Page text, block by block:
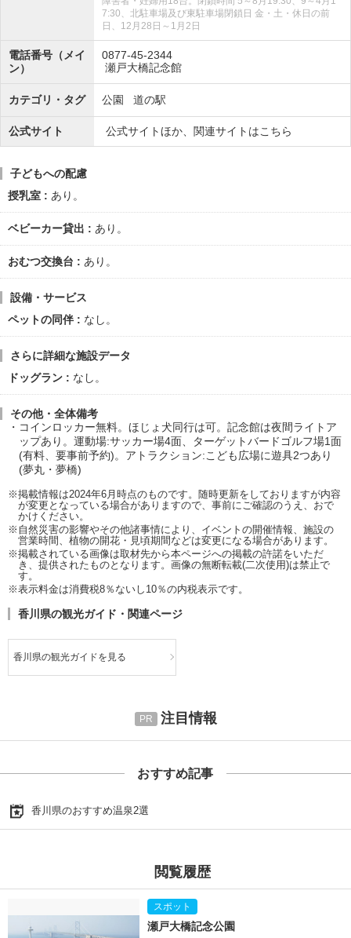
7:30、北駐車場及び東駐車場閉鎖日 金・土・休日の前
日、12月28日～1月2日
電話番号（メイ
ン）
0877-45-2344
瀬戸大橋記念館
カテゴリ・タグ 公園 道の駅
公式サイト 公式サイトほか、関連サイトはこちら
子どもへの配慮
授乳室
あり。
ベビーカー貸出 あり。
おむつ交換台 あり。
設備・サービス
ペットの同伴
なし。
さらに詳細な施設データ
ドッグラン
なし。
その他・全体備考
コインロッカー無料。ほじょ犬同行は可。記念館は夜間ライトア
ップあり。運動場:サッカー場4面、ターゲットバードゴルフ場1面
(有料、要事前予約)。アトラクション:こども広場に遊具2つあり
(夢丸・夢橋)
※掲載情報は2024年6月時点のものです。随時更新をしておりますが内容
が変更となっている場合がありますので、事前にご確認のうえ、おで
かけください。
※自然災害の影響やその他諸事情により、イベントの開催情報、施設の
営業時間、植物の開花・見頃期間などは変更になる場合があります。
※掲載されている画像は取材先から本ページへの掲載の許諾をいただ
き、提供されたものとなります。画像の無断転載(二次使用)は禁止で
す。
※表示料金は消費税8％ないし10％の内税表示です。
香川県の観光ガイド・関連ページ
香川県の観光ガイドを見る
注目情報
おすすめ記事
香川県のおすすめ温泉2選
閲覧履歴
瀬戸大橋記念公園